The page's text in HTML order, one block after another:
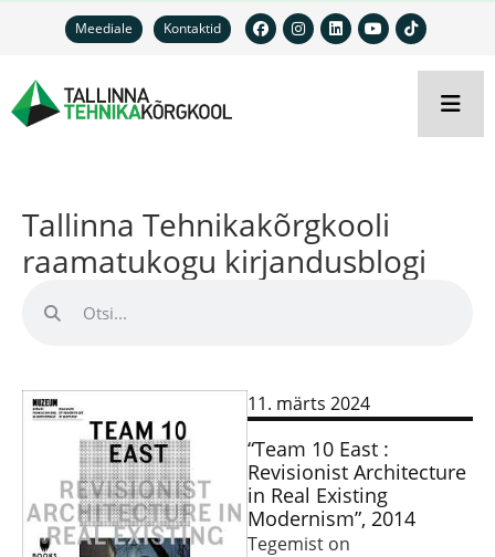
Meediale Kontaktid
Tallinna Tehnikakõrgkooli
raamatukogu kirjandusblogi
11. märts 2024
“Team 10 East :
Revisionist Architecture
in Real Existing
Modernism”, 2014
Tegemist on